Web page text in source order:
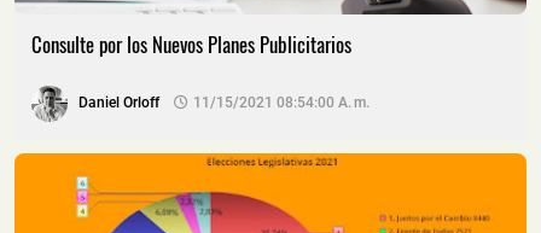
Consulte por los Nuevos Planes Publicitarios
Daniel Orloff 11/15/2021 08:54:00 A. M.